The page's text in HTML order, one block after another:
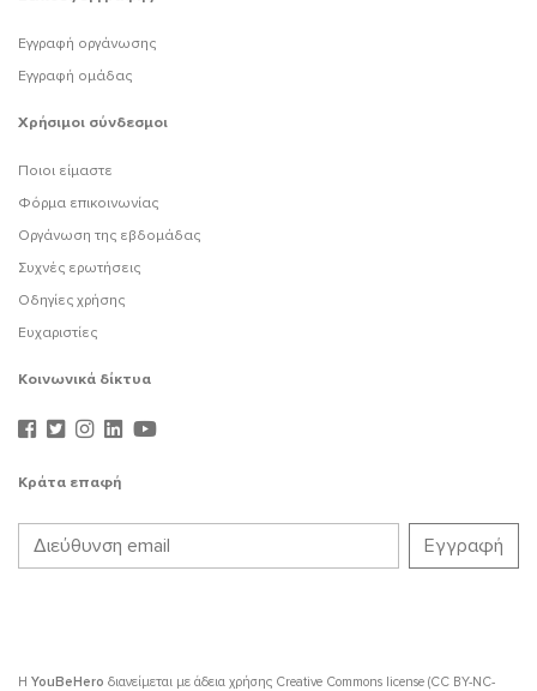
Εγγραφή οργάνωσης
Εγγραφή ομάδας
Χρήσιμοι σύνδεσμοι
Ποιοι είμαστε
Φόρμα επικοινωνίας
Οργάνωση της εβδομάδας
Συχνές ερωτήσεις
Οδηγίες χρήσης
Ευχαριστίες
Κοινωνικά δίκτυα
Κράτα επαφή
Η YouBeHero διανείμεται με άδεια χρήσης Creative Commons license (CC BY-NC-